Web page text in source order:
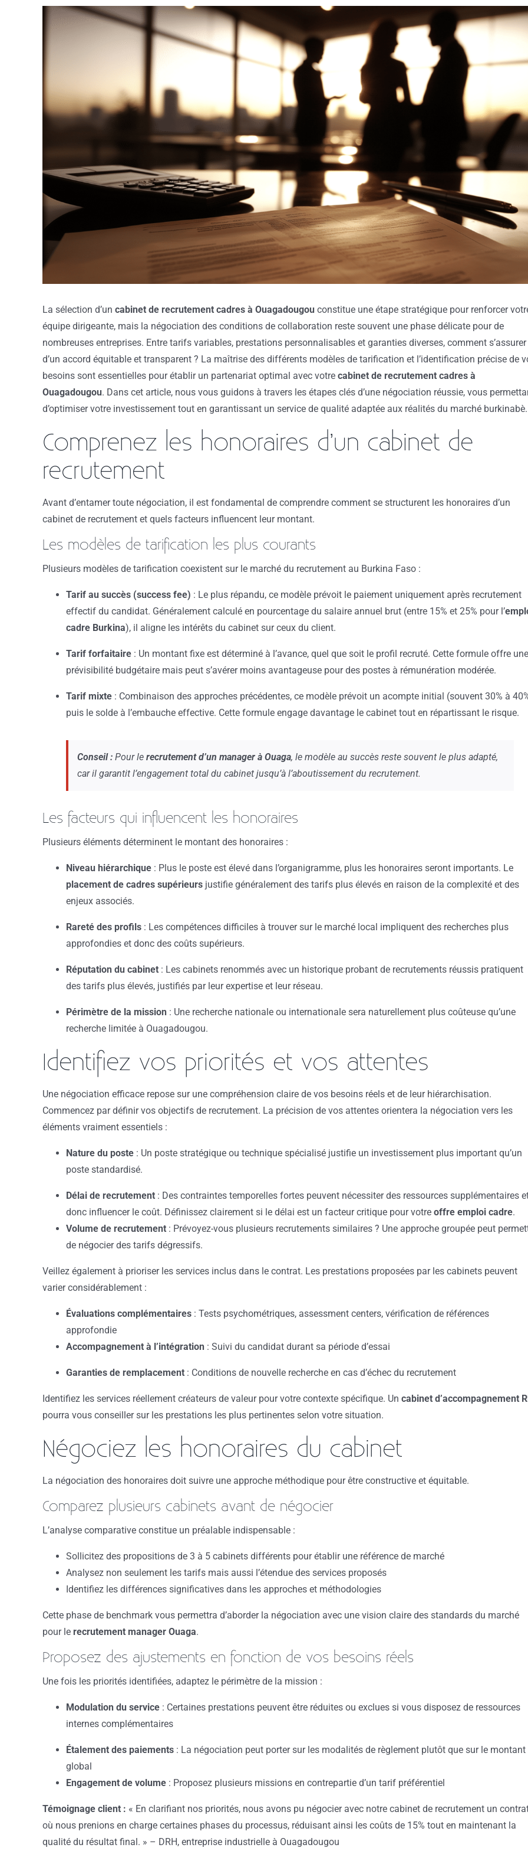
La sélection d’un cabinet de recrutement cadres à Ouagadougou constitue une étape stratégique pour renforcer
équipe dirigeante, mais la négociation des conditions de collaboration reste souvent une phase délicate pour de
nombreuses entreprises. Entre tarifs variables, prestations personnalisables et garanties diverses, comment s’assurer
d’un accord équitable et transparent ? La maîtrise des différents modèles de tarification et l’identification précise de
besoins sont essentielles pour établir un partenariat optimal avec votre cabinet de recrutement cadres à
Ouagadougou. Dans cet article, nous vous guidons à travers les étapes clés d’une négociation réussie, vous
d’optimiser votre investissement tout en garantissant un service de qualité adaptée aux réalités du marché burkinabè.
Comprenez les honoraires d’un cabinet de
recrutement
Avant d’entamer toute négociation, il est fondamental de comprendre comment se structurent les honoraires d’un
cabinet de recrutement et quels facteurs influencent leur montant.
Les modèles de tarification les plus courants
Plusieurs modèles de tarification coexistent sur le marché du recrutement au Burkina Faso :
Tarif au succès (success fee) : Le plus répandu, ce modèle prévoit le paiement uniquement après recrutement
effectif du candidat. Généralement calculé en pourcentage du salaire annuel brut (entre 15% et 25% pour l’
cadre Burkina), il aligne les intérêts du cabinet sur ceux du client.
Tarif forfaitaire : Un montant fixe est déterminé à l’avance, quel que soit le profil recruté. Cette formule offre une
prévisibilité budgétaire mais peut s’avérer moins avantageuse pour des postes à rémunération modérée.
Tarif mixte : Combinaison des approches précédentes, ce modèle prévoit un acompte initial (souvent 30% à
puis le solde à l’embauche effective. Cette formule engage davantage le cabinet tout en répartissant le risque.
Conseil : Pour le recrutement d’un manager à Ouaga, le modèle au succès reste souvent le plus adapté,
car il garantit l’engagement total du cabinet jusqu’à l’aboutissement du recrutement.
Les facteurs qui influencent les honoraires
Plusieurs éléments déterminent le montant des honoraires :
Niveau hiérarchique : Plus le poste est élevé dans l’organigramme, plus les honoraires seront importants. Le
placement de cadres supérieurs justifie généralement des tarifs plus élevés en raison de la complexité et des
enjeux associés.
Rareté des profils : Les compétences difficiles à trouver sur le marché local impliquent des recherches plus
approfondies et donc des coûts supérieurs.
Réputation du cabinet : Les cabinets renommés avec un historique probant de recrutements réussis pratiquent
des tarifs plus élevés, justifiés par leur expertise et leur réseau.
Périmètre de la mission : Une recherche nationale ou internationale sera naturellement plus coûteuse qu’une
recherche limitée à Ouagadougou.
Identifiez vos priorités et vos attentes
Une négociation efficace repose sur une compréhension claire de vos besoins réels et de leur hiérarchisation.
Commencez par définir vos objectifs de recrutement. La précision de vos attentes orientera la négociation vers les
éléments vraiment essentiels :
Nature du poste : Un poste stratégique ou technique spécialisé justifie un investissement plus important qu’un
poste standardisé.
Délai de recrutement : Des contraintes temporelles fortes peuvent nécessiter des ressources supplémentaires
donc influencer le coût. Définissez clairement si le délai est un facteur critique pour votre offre emploi cadre.
Volume de recrutement : Prévoyez-vous plusieurs recrutements similaires ? Une approche groupée peut
de négocier des tarifs dégressifs.
Veillez également à prioriser les services inclus dans le contrat. Les prestations proposées par les cabinets peuvent
varier considérablement :
Évaluations complémentaires : Tests psychométriques, assessment centers, vérification de références
approfondie
Accompagnement à l’intégration : Suivi du candidat durant sa période d’essai
Garanties de remplacement : Conditions de nouvelle recherche en cas d’échec du recrutement
Identifiez les services réellement créateurs de valeur pour votre contexte spécifique. Un cabinet d’accompagnement
pourra vous conseiller sur les prestations les plus pertinentes selon votre situation.
Négociez les honoraires du cabinet
La négociation des honoraires doit suivre une approche méthodique pour être constructive et équitable.
Comparez plusieurs cabinets avant de négocier
L’analyse comparative constitue un préalable indispensable :
Sollicitez des propositions de 3 à 5 cabinets différents pour établir une référence de marché
Analysez non seulement les tarifs mais aussi l’étendue des services proposés
Identifiez les différences significatives dans les approches et méthodologies
Cette phase de benchmark vous permettra d’aborder la négociation avec une vision claire des standards du marché
pour le recrutement manager Ouaga.
Proposez des ajustements en fonction de vos besoins réels
Une fois les priorités identifiées, adaptez le périmètre de la mission :
Modulation du service : Certaines prestations peuvent être réduites ou exclues si vous disposez de ressources
internes complémentaires
Étalement des paiements : La négociation peut porter sur les modalités de règlement plutôt que sur le montant
global
Engagement de volume : Proposez plusieurs missions en contrepartie d’un tarif préférentiel
Témoignage client : « En clarifiant nos priorités, nous avons pu négocier avec notre cabinet de recrutement un
où nous prenions en charge certaines phases du processus, réduisant ainsi les coûts de 15% tout en maintenant la
qualité du résultat final. » – DRH, entreprise industrielle à Ouagadougou